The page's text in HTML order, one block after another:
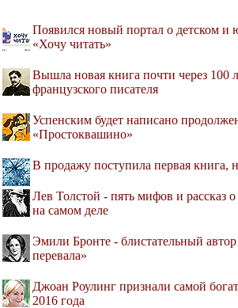
Появился новый портал о детском и
«Хочу читать»
Вышла новая книга почти через 100
французского писателя
Успенским будет написано
«Простоквашино»
В продажу поступила первая книга,
Лев Толстой - пять мифов и рассказ
на самом деле
Эмили Бронте - блистательный автор
перевала»
Джоан Роулинг признали самой
2016 года